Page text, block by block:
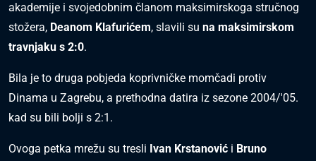
akademije i svojedobnim članom maksimirskoga stručnog
stožera, Deanom Klafurićem, slavili su na maksimirskom
travnjaku s 2:0.
Bila je to druga pobjeda koprivničke momčadi protiv
Dinama u Zagrebu, a prethodna datira iz sezone 2004/'05.
kad su bili bolji s 2:1.
Ovoga petka mrežu su tresli Ivan Krstanović i Bruno